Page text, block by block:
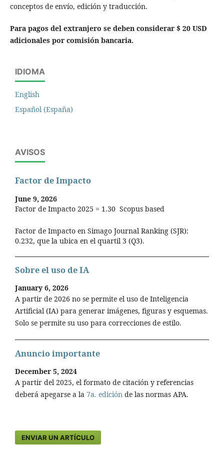
conceptos de envío, edición y traducción.
Para pagos del extranjero se deben considerar $ 20 USD
adicionales por comisión bancaria.
IDIOMA
English
Español (España)
AVISOS
Factor de Impacto
June 9, 2026
Factor de Impacto 2025 = 1.30 Scopus based
Factor de Impacto en Simago Journal Ranking (SJR):
0.232, que la ubica en el quartil 3 (Q3).
Sobre el uso de IA
January 6, 2026
A partir de 2026 no se permite el uso de Inteligencia
Artificial (IA) para generar imágenes, figuras y esquemas.
Solo se permite su uso para correcciones de estilo.
Anuncio importante
December 5, 2024
A partir del 2025, el formato de citación y referencias
deberá apegarse a la 7a. edición de las normas APA.
ENVIAR UN ARTÍCULO